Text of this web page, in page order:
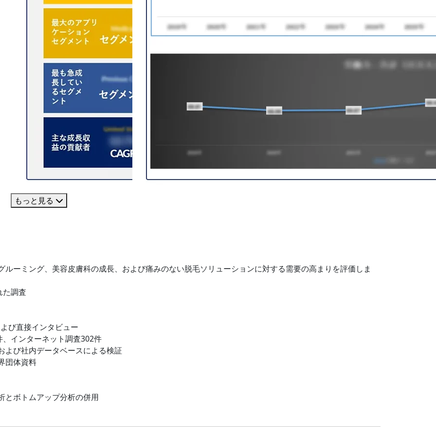
もっと見る
ーミング、美容皮膚科の成長、および痛みのない脱毛ソリューションに対する需要の高まりを評価しま
調査
び直接インタビュー
インターネット調査302件
よび社内データベースによる検証
団体資料
とボトムアップ分析の併用